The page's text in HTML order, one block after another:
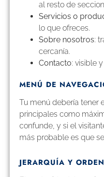
al resto de
Servicios o
lo que ofreces.
Sobre nosotros:
cercanía.
Contacto: visible
MENÚ DE
Tu menú debería tener
principales como
confunde, y si el
más probable es que
JERARQUÍA Y